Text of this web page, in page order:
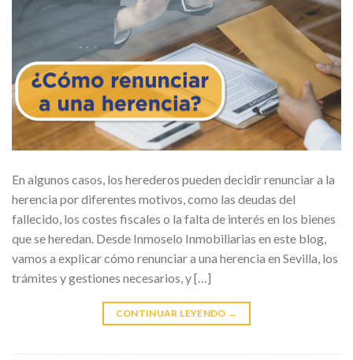
En algunos casos, los herederos pueden decidir renunciar a la
herencia por diferentes motivos, como las deudas del
fallecido, los costes fiscales o la falta de interés en los bienes
que se heredan. Desde Inmoselo Inmobiliarias en este blog,
vamos a explicar cómo renunciar a una herencia en Sevilla, los
trámites y gestiones necesarios, y […]
CONTINUAR LEYENDO →